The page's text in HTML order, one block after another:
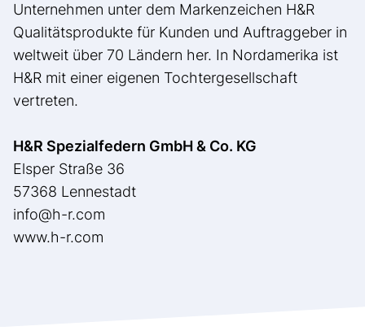
Unternehmen unter dem Markenzeichen H&R
Qualitätsprodukte für Kunden und Auftraggeber in
weltweit über 70 Ländern her. In Nordamerika ist
H&R mit einer eigenen Tochtergesellschaft
vertreten.
H&R Spezialfedern GmbH & Co. KG
Elsper Straße 36
57368 Lennestadt
info@h-r.com
www.h-r.com